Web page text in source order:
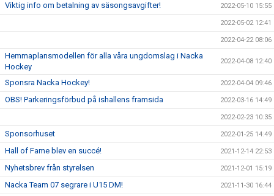
Viktig info om betalning av säsongsavgifter! 2022-05-10 15:55
2022-05-02 12:41
2022-04-22 08:06
Hemmaplansmodellen för alla våra ungdomslag i Nacka
Hockey
2022-04-08 12:40
Sponsra Nacka Hockey! 2022-04-04 09:46
OBS! Parkeringsförbud på ishallens framsida 2022-03-16 14:49
2022-02-23 10:35
Sponsorhuset 2022-01-25 14:49
Hall of Fame blev en succé! 2021-12-14 22:53
Nyhetsbrev från styrelsen 2021-12-01 15:19
Nacka Team 07 segrare i U15 DM! 2021-11-30 16:44